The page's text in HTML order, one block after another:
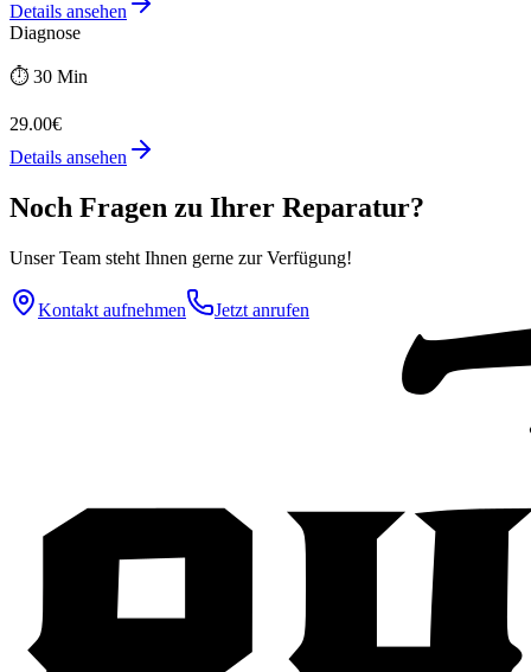
Details ansehen
Diagnose
⏱️ 30 Min
29.00€
Details ansehen
Noch Fragen zu Ihrer Reparatur?
Unser Team steht Ihnen gerne zur Verfügung!
Kontakt aufnehmen Jetzt anrufen